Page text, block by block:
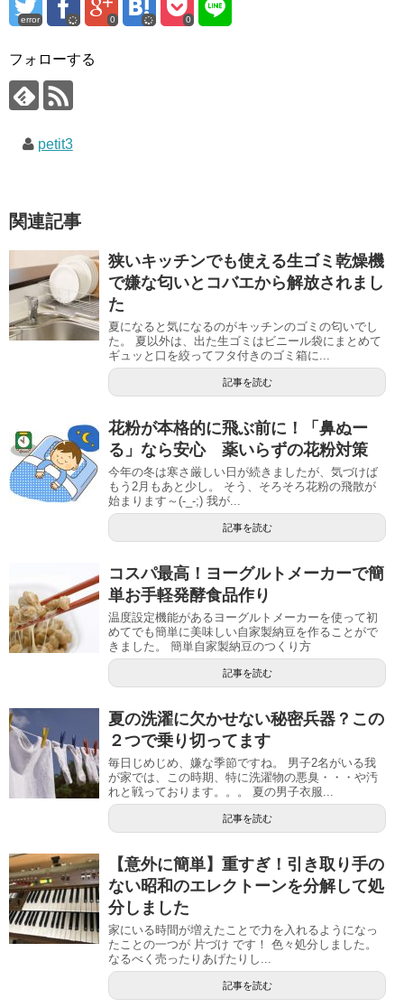
error 0 0
フォローする
petit3
関連記事
狭いキッチンでも使える生ゴミ乾燥機
で嫌な匂いとコバエから解放されまし
た
夏になると気になるのがキッチンのゴミの匂いでし
た。 夏以外は、出た生ゴミはビニール袋にまとめて
ギュッと口を絞ってフタ付きのゴミ箱に...
記事を読む
花粉が本格的に飛ぶ前に！「鼻ぬー
る」なら安心 薬いらずの花粉対策
今年の冬は寒さ厳しい日が続きましたが、気づけば
もう2月もあと少し。 そう、そろそろ花粉の飛散が
始まります～(-_-;) 我が...
記事を読む
コスパ最高！ヨーグルトメーカーで簡
単お手軽発酵食品作り
温度設定機能があるヨーグルトメーカーを使って初
めてでも簡単に美味しい自家製納豆を作ることがで
きました。 簡単自家製納豆のつくり方
記事を読む
夏の洗濯に欠かせない秘密兵器？この
２つで乗り切ってます
毎日じめじめ、嫌な季節ですね。 男子2名がいる我
が家では、この時期、特に洗濯物の悪臭・・・や汚
れと戦っております。。。 夏の男子衣服...
記事を読む
【意外に簡単】重すぎ！引き取り手の
ない昭和のエレクトーンを分解して処
分しました
家にいる時間が増えたことで力を入れるようになっ
たことの一つが 片づけ です！ 色々処分しました。
なるべく売ったりあげたりし...
記事を読む